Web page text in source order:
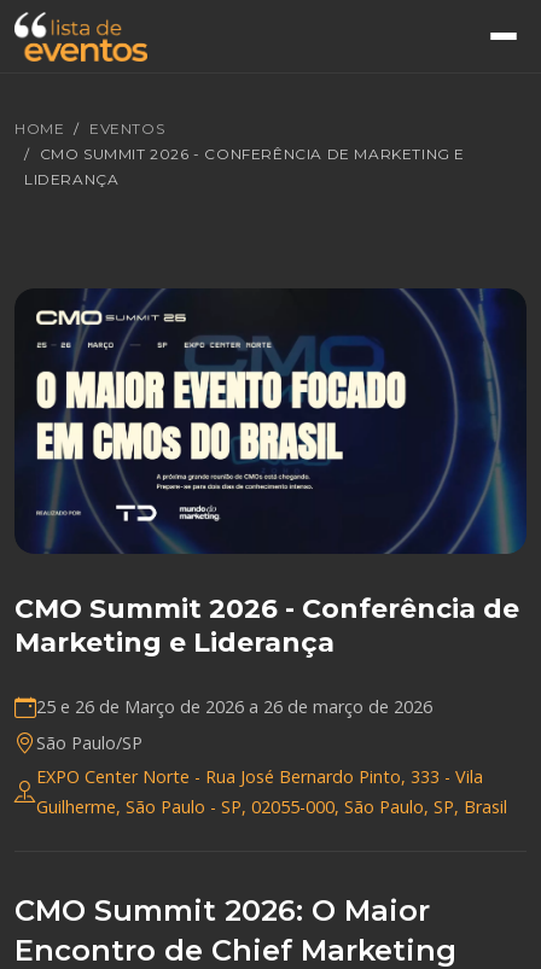
HOME
EVENTOS
CMO SUMMIT 2026 - CONFERÊNCIA DE MARKETING E
LIDERANÇA
CMO Summit 2026 - Conferência de
Marketing e Liderança
25 e 26 de Março de 2026 a 26 de março de 2026
São Paulo/SP
EXPO Center Norte - Rua José Bernardo Pinto, 333 - Vila
Guilherme, São Paulo - SP, 02055-000, São Paulo, SP, Brasil
CMO Summit 2026: O Maior
Encontro de Chief Marketing